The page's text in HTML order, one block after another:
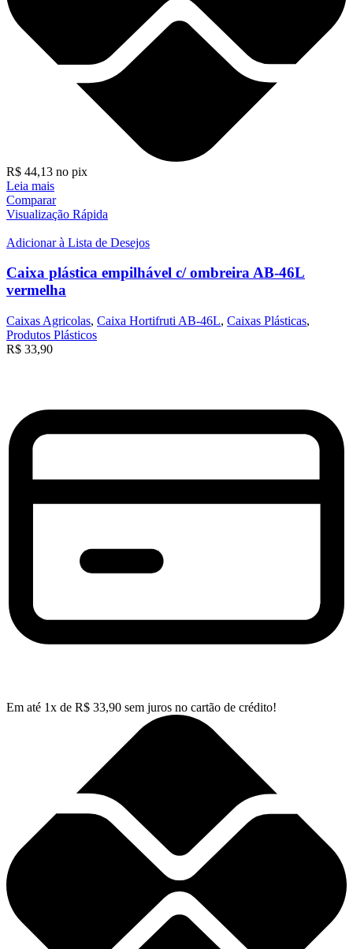
R$ 44,13 no pix
Leia mais
Comparar
Visualização Rápida
Adicionar à Lista de Desejos
Caixa plástica empilhável c/ ombreira AB-46L
vermelha
Caixas Agricolas, Caixa Hortifruti AB-46L, Caixas Plásticas,
Produtos Plásticos
R$ 33,90
Em até 1x de R$ 33,90 sem juros no cartão de crédito!